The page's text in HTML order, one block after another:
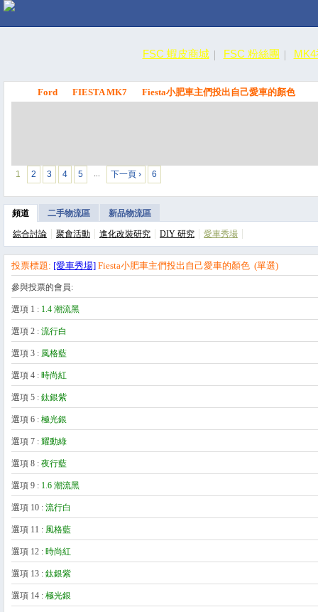
FSC 蝦皮商城 FSC 粉絲團
Ford FIESTA MK7 Fiesta小肥車主們投出自己愛車的顏色
1 2 3 4 5 … 下一頁 › 6
頻道 二手物流區 新品物流區
綜合討論 聚會活動 進化改裝研究 DIY 研究 愛車秀場
投票標題: [愛車秀場] Fiesta小肥車主們投出自己愛車的顏色 (單選)
參與投票的會員:
選項 1 :
選項 2 :
選項 3 :
選項 4 :
選項 5 :
選項 6 :
選項 7 :
選項 8 :
選項 9 :
選項 10 :
選項 11 :
選項 12 :
選項 13 :
選項 1 : 1.4 潮流黑
選項 2 : 流行白
選項 3 : 風格藍
選項 4 : 時尚紅
選項 5 : 鈦銀紫
選項 6 : 極光銀
選項 7 : 耀動綠
選項 8 : 夜行藍
選項 9 : 1.6 潮流黑
選項 10 : 流行白
選項 11 : 風格藍
選項 12 : 時尚紅
選項 13 : 鈦銀紫
選項 14 : 極光銀